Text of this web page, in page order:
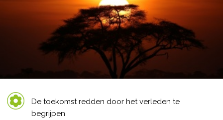
De toekomst redden door het verleden te
begrijpen